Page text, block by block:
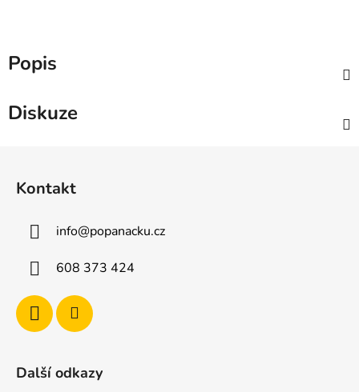
Popis
Diskuze
Kontakt
info@popanacku.cz
608 373 424
Další odkazy